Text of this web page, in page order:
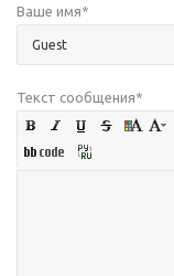
Ваше имя*
Текст сообщения*